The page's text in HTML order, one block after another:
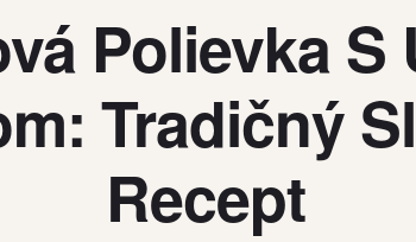
Polievka S
Tradičný
Recept